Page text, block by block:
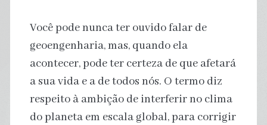
nos
joelhos
Você pode nunca ter ouvido falar de
geoengenharia, mas, quando ela
acontecer, pode ter certeza de que afetará
a sua vida e a de todos nós. O termo diz
respeito à ambição de interferir no clima
do planeta em escala global, para corrigir